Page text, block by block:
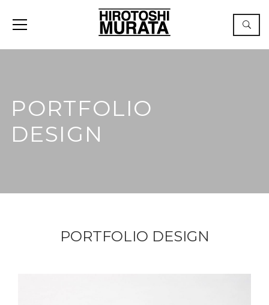
PORTFOLIO
DESIGN
PORTFOLIO DESIGN